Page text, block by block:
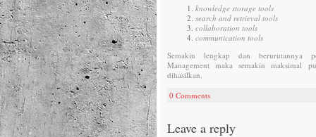
knowledge storage tools
search and retrieval tools
collaboration tools
communication tools
Semakin lengkap dan berurutannya
Management maka semakin maksimal
dihasilkan.
0 Comments
Leave a reply